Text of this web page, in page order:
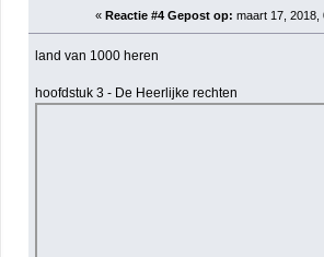
« Reactie #4 Gepost op: maart 17, 2018,
land van 1000 heren
hoofdstuk 3 - De Heerlijke rechten